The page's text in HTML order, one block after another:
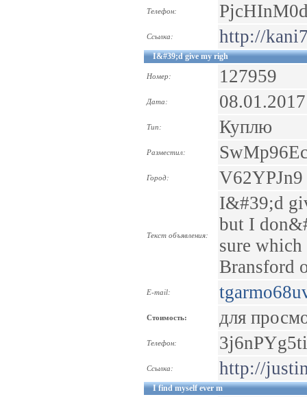
Телефон:
Ссылка: http://
I&#39;d give my righ
Номер: 127959
Дата: 08.01.2017
Тип: Куплю
Разместил:
Город: V62YPJn9
Текст объявления:
I&#39;d
but I
sure
Bransford
E-mail:
Стоимость: для
Телефон:
Ссылка: http://
I find myself ever m